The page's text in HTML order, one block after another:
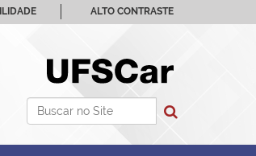
Busca
ALTO CONTRASTE